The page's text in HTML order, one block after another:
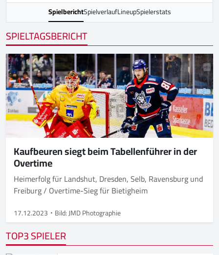
SpielberichtSpielverlaufLineupSpielerstats
SPIELTAGSBERICHT
Kaufbeuren siegt beim Tabellenführer in der
Overtime
Heimerfolg für Landshut, Dresden, Selb, Ravensburg und
Freiburg / Overtime-Sieg für Bietigheim
17.12.2023 Bild: JMD Photographie
TOP3 SPIELER